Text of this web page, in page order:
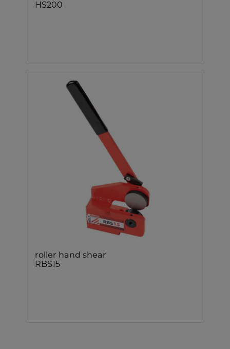
HS200
roller hand shear
RBS15